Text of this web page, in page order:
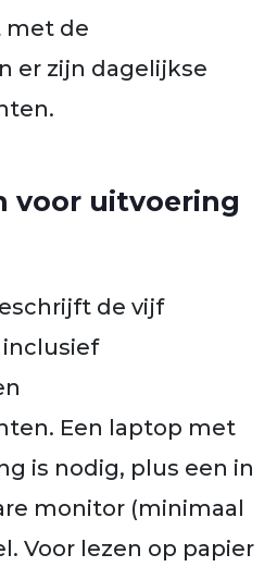
de
er zijn dagelijkse
voor uitvoering
de vijf
inclusief
Een laptop met
is nodig, plus een in
monitor (minimaal
Voor lezen op papier